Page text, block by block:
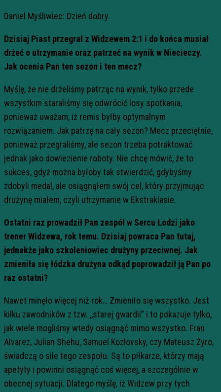
Daniel Myśliwiec: Dzień dobry.
Dzisiaj Piast przegrał z Widzewem 2:1 i do końca musiał
drżeć o utrzymanie oraz patrzeć na wynik w Niecieczy.
Jak ocenia Pan ten sezon i ten mecz?
Myślę, że nie drżeliśmy patrząc na wynik, tylko przede
wszystkim staraliśmy się odwrócić losy spotkania,
ponieważ uważam, iż remis byłby optymalnym
rozwiązaniem. Jak patrzę na cały sezon? Mecz przeciętnie,
ponieważ przegraliśmy, ale sezon trzeba potraktować
jednak jako dowiezienie roboty. Nie chcę mówić, że to
sukces, gdyż można byłoby tak stwierdzić, gdybyśmy
zdobyli medal, ale osiągnąłem swój cel, który przyjmując
drużynę miałem, czyli utrzymanie w Ekstraklasie.
Ostatni raz prowadził Pan zespół w Sercu Łodzi jako
trener Widzewa, rok temu. Dzisiaj powraca Pan tutaj,
jednakże jako szkoleniowiec drużyny przeciwnej. Jak
zmieniła się łódzka drużyna odkąd poprowadził ją Pan po
raz ostatni?
Nawet minęło więcej niż rok… Zmieniło się wszystko. Jest
kilku zawodników z tzw. ,,starej gwardii” i to pokazuje tylko,
jak wiele mogliśmy wtedy osiągnąć mimo wszystko. Fran
Alvarez, Julian Shehu, Samuel Kozlovsky, czy Mateusz Żyro,
świadczą o sile tego zespołu. Są to piłkarze, którzy mają
apetyty i powinni osiągnąć coś więcej, a szczególnie w
obecnej sytuacji. Dlatego myślę, iż Widzew przy tych